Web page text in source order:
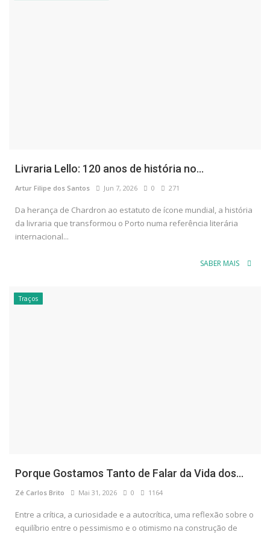
Livraria Lello: 120 anos de história no...
Artur Filipe dos Santos Jun 7, 2026 0 271
Da herança de Chardron ao estatuto de ícone mundial, a história
da livraria que transformou o Porto numa referência literária
internacional...
SABER MAIS
Traços
Porque Gostamos Tanto de Falar da Vida dos...
Zé Carlos Brito Mai 31, 2026 0 1164
Entre a crítica, a curiosidade e a autocrítica, uma reflexão sobre o
equilíbrio entre o pessimismo e o otimismo na construção de